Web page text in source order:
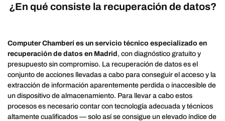
¿En qué consiste la recuperación de datos?
Computer Chamberí es un servicio técnico especializado en
recuperación de datos en Madrid , con diagnóstico gratuito y
presupuesto sin compromiso. La recuperación de datos es el
conjunto de acciones llevadas a cabo para conseguir el acceso y la
extracción de información aparentemente perdida o inaccesible de
un dispositivo de almacenamiento. Para llevar a cabo estos
procesos es necesario contar con tecnología adecuada y técnicos
altamente cualificados — solo así se consigue un elevado índice de